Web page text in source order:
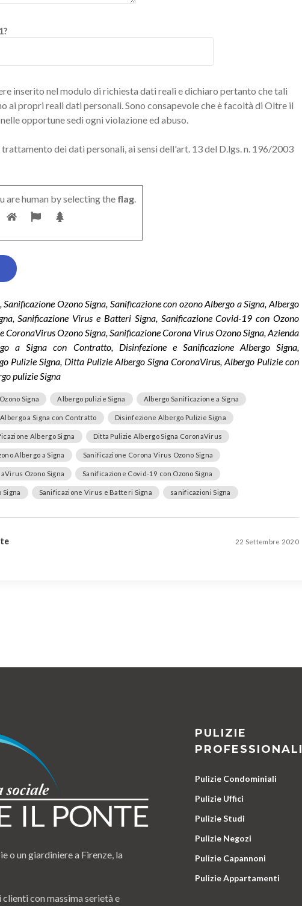
inserito nel modulo di richiesta dati reali e dichiaro pertanto che tali
ai propri reali dati personali. Sono consapevole che è facoltà di Oltre il
opportune sedi ogni violazione ed abuso.
dei dati personali, ai sensi dell'art. 13 del D.lgs. n. 196/2003
are human by selecting the flag.
Ozono Signa, Sanificazione con ozono Albergo a Signa, Albergo
Sanificazione Virus e Batteri Signa, Sanificazione Covid-19 con Ozono
CoronaVirus Ozono Signa, Sanificazione Corona Virus Ozono Signa, Azienda
a Signa con Contratto, Disinfezione e Sanificazione Albergo Signa,
Pulizie Signa, Ditta Pulizie Albergo Signa CoronaVirus, Albergo Pulizie con
pulizie Signa
Signa Albergo pulizie Signa Albergo Sanificazione a Signa
a Signa con Contratto Disinfezione Albergo Pulizie Signa
Albergo Signa Ditta Pulizie Albergo Signa CoronaVirus
Albergo a Signa Sanificazione Corona Virus Ozono Signa
Ozono Signa Sanificazione Covid-19 con Ozono Signa
Signa Sanificazione Virus e Batteri Signa sanificazioni Signa
22 Settembre 2020
o un giardiniere a Firenze, la
con massima serietà e
PULIZIE
PROFESSIONALI
Pulizie Condominiali
Pulizie Uffici
Pulizie Studi
Pulizie Negozi
Pulizie Capannoni
Pulizie Appartamenti